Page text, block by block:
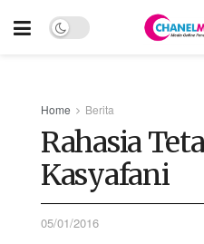
Home Berita
Rahasia
Kasyafani
05/01/2016